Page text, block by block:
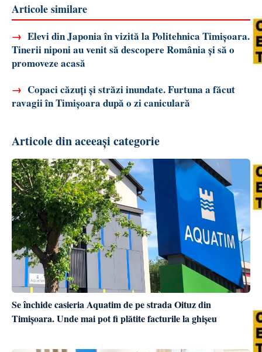
Articole similare
→ Elevi din Japonia în vizită la Politehnica Timișoara.
Tinerii niponi au venit să descopere România și să o
promoveze acasă
→ Copaci căzuți și străzi inundate. Furtuna a făcut
ravagii în Timișoara după o zi caniculară
Articole din aceeași categorie
Se închide casieria Aquatim de pe strada Oituz din
Timișoara. Unde mai pot fi plătite facturile la ghișeu